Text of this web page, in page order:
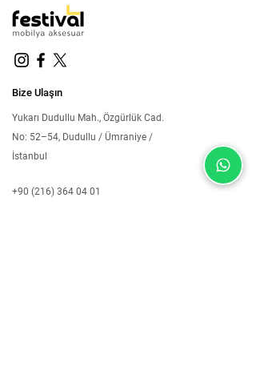
Bize Ulaşın
Yukarı Dudullu Mah., Özgürlük Cad.
No: 52–54, Dudullu / Ümraniye /
İstanbul
+90 (216) 364 04 01